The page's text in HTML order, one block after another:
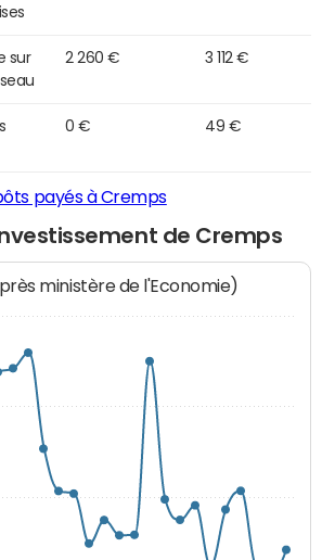
sur
2 260 € 3 112 €
0 € 49 €
payés à Cremps
de Cremps
ministère de l'Economie)